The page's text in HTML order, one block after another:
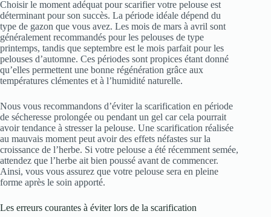
Choisir le moment adéquat pour scarifier votre pelouse est
déterminant pour son succès. La période idéale dépend du
type de gazon que vous avez. Les mois de mars à avril sont
généralement recommandés pour les pelouses de type
printemps, tandis que septembre est le mois parfait pour les
pelouses d’automne. Ces périodes sont propices étant donné
qu’elles permettent une bonne régénération grâce aux
températures clémentes et à l’humidité naturelle.
Nous vous recommandons d’éviter la scarification en période
de sécheresse prolongée ou pendant un gel car cela pourrait
avoir tendance à stresser la pelouse. Une scarification réalisée
au mauvais moment peut avoir des effets néfastes sur la
croissance de l’herbe. Si votre pelouse a été récemment semée,
attendez que l’herbe ait bien poussé avant de commencer.
Ainsi, vous vous assurez que votre pelouse sera en pleine
forme après le soin apporté.
Les erreurs courantes à éviter lors de la scarification